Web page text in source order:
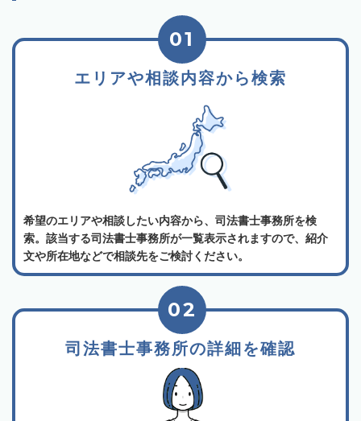
エリアや相談内容から検索
01
希望のエリアや相談したい内容から、司法書士事務所を検
索。該当する司法書士事務所が一覧表示されますので、紹介
文や所在地などで相談先をご検討ください。
司法書士事務所の詳細を確認
02